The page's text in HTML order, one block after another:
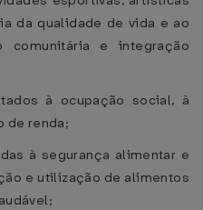
da qualidade de vida e ao
comunitária e integração
à ocupação social, à
de renda;
à segurança alimentar e
e utilização de alimentos